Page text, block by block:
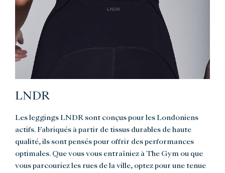
LNDR
Les leggings LNDR sont conçus pour les Londoniens
actifs. Fabriqués à partir de tissus durables de haute
qualité, ils sont pensés pour offrir des performances
optimales. Que vous vous entraîniez à The Gym ou que
vous parcouriez les rues de la ville, optez pour une tenue